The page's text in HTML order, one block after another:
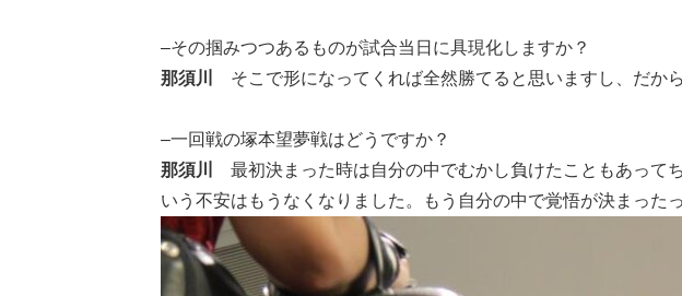
–その掴みつつあるものが試合当日に具現化しますか？
那須川 そこで形になってくれば全然勝てると思いますし、だか
–一回戦の塚本望夢戦はどうですか？
那須川 最初決まった時は自分の中でむかし負けたこともあって
いう不安はもうなくなりました。もう自分の中で覚悟が決まった